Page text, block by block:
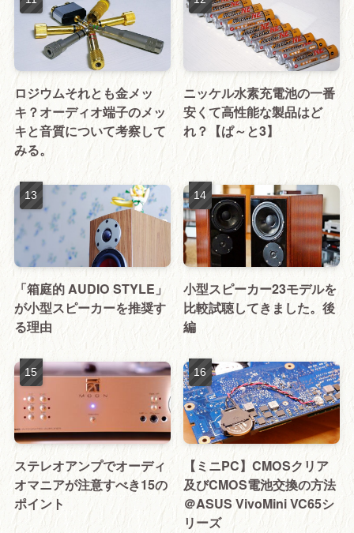
ロジウムそれとも金メッ
キ？オーディオ端子のメッ
キと音質について考察して
みる。
ニッケル水素充電池の一番
安くて高性能な製品はど
れ？【ぱ～と3】
「箱庭的 AUDIO STYLE」
が小型スピーカーを推奨す
る理由
小型スピーカー23モデルを
比較試聴してきました。後
編
ステレオアンプでオーディ
オマニアが注意すべき15の
ポイント
【ミニPC】CMOSクリア
及びCMOS電池交換の方法
＠ASUS VivoMini VC65シ
リーズ